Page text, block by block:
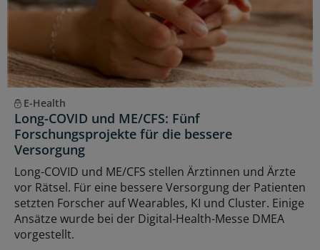
E-Health
Long-COVID und ME/CFS: Fünf
Forschungsprojekte für die bessere
Versorgung
Long-COVID und ME/CFS stellen Ärztinnen und Ärzte
vor Rätsel. Für eine bessere Versorgung der Patienten
setzten Forscher auf Wearables, KI und Cluster. Einige
Ansätze wurde bei der Digital-Health-Messe DMEA
vorgestellt.